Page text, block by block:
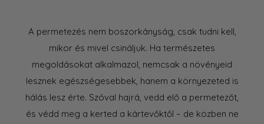
A permetezés nem boszorkányság, csak tudni kell,
mikor és mivel csináljuk. Ha természetes
megoldásokat alkalmazol, nemcsak a növényeid
lesznek egészségesebbek, hanem a környezeted is
hálás lesz érte. Szóval hajrá, vedd elő a permetezőt,
és védd meg a kerted a kártevőktől – de közben ne